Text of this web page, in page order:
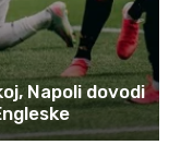
Napoli dovodi